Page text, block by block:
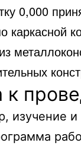
0,000
каркасной
к
изучение